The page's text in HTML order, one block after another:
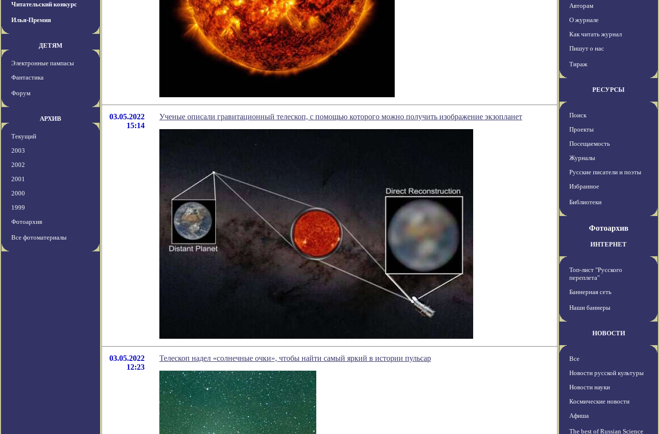
Читательский конкурс
Илья-Премия
ДЕТЯМ
Электронные пампасы
Фантастика
Форум
АРХИВ
Текущий
2003
2002
2001
2000
1999
Фотоархив
Все фотоматериалы
03.05.2022
15:14
Ученые описали гравитационный телескоп, с помощью которого можно получить изображение экзопланет
03.05.2022
12:23
Телескоп надел «солнечные очки», чтобы найти самый яркий в истории пульсар
Авторам
О журнале
Как читать журнал
Пишут о нас
Тираж
РЕСУРСЫ
Поиск
Проекты
Посещаемость
Журналы
Русские писатели и поэты
Избранное
Библиотеки
Фотоархив
ИНТЕРНЕТ
Топ-лист "Русского
переплета"
Баннерная сеть
Наши баннеры
НОВОСТИ
Все
Новости русской культуры
Новости науки
Космические новости
Афиша
The best of Russian Science